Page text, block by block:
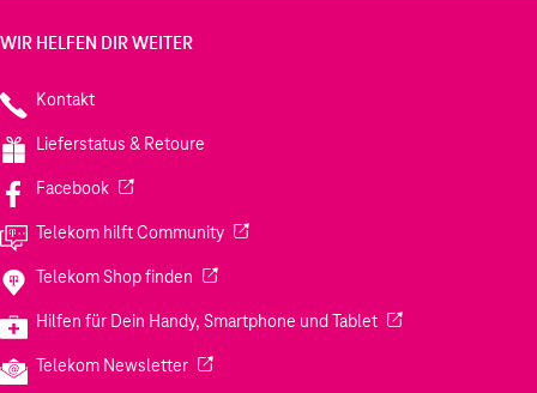
WIR HELFEN DIR WEITER
Kontakt
Lieferstatus & Retoure
Facebook(Wird in einem neuen Tab geöffnet)
Telekom hilft Community(Wird in einem neuen Tab geöffnet)
Telekom Shop finden (Wird in einem neuen Tab geöffnet)
Hilfen für Dein Handy, Smartphone und Tablet(Wird in einem
Telekom Newsletter(Wird in einem neuen Tab geöffnet)